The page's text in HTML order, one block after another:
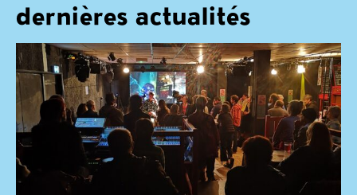
dernières actualités